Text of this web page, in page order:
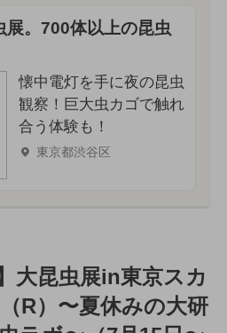
展。700体以上の昆虫
懐中電灯を手に夜の昆虫
観察！巨大虫カゴで触れ
合う体験も！
東京都渋谷区
大昆虫展in東京スカ
R）〜夏休みの大研